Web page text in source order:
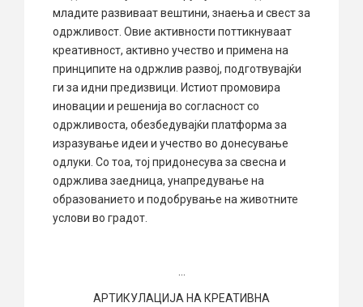
младите развиваат вештини, знаења и свест за
одржливост. Овие активности поттикнуваат
креативност, активно учество и примена на
принципите на одржлив развој, подготвувајќи
ги за идни предизвици. Истиот промовира
иновации и решенија во согласност со
одржливоста, обезбедувајќи платформа за
изразување идеи и учество во донесување
одлуки. Со тоа, тој придонесува за свесна и
одржлива заедница, унапредување на
образованието и подобрување на животните
услови во градот.
АРТИКУЛАЦИЈА НА КРЕАТИВНА